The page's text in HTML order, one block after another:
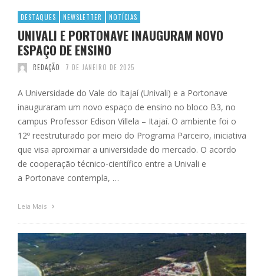
DESTAQUES NEWSLETTER NOTÍCIAS
UNIVALI E PORTONAVE INAUGURAM NOVO
ESPAÇO DE ENSINO
REDAÇÃO 7 DE JANEIRO DE 2025
A Universidade do Vale do Itajaí (Univali) e a Portonave
inauguraram um novo espaço de ensino no bloco B3, no
campus Professor Edison Villela – Itajaí. O ambiente foi o
12º reestruturado por meio do Programa Parceiro, iniciativa
que visa aproximar a universidade do mercado. O acordo
de cooperação técnico-científico entre a Univali e
a Portonave contempla, …
Leia Mais